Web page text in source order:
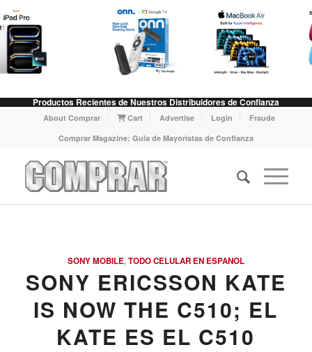
Productos Recientes de Nuestros Distribuidores de Confianza
About Comprar Cart Advertise Login
Fraude
Comprar Magazine: Guia de Mayoristas de Confianza
SONY MOBILE,TODO CELULAR EN ESPANOL
SONY ERICSSON KATE
IS NOW THE C510; EL
KATE ES EL C510